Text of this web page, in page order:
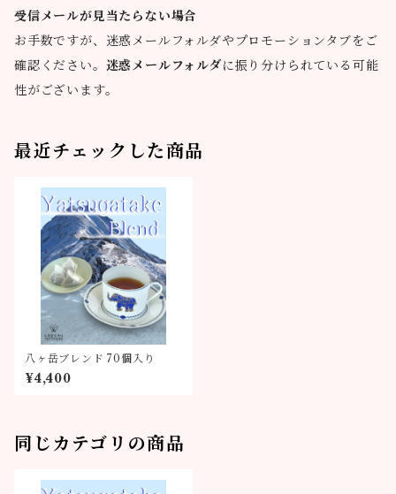
受信メールが見当たらない場合
お手数ですが、迷惑メールフォルダやプロモーションタブをご
確認ください。 迷惑メールフォルダに振り分けられている可能
性がございます。
最近チェックした商品
八ヶ岳ブレンド 70個入り
¥4,400
同じカテゴリの商品